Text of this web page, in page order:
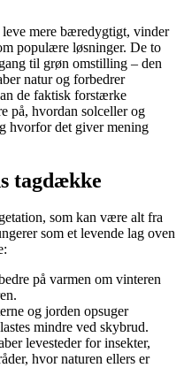
leve mere bæredygtigt, vinder
populære løsninger. De to
til grøn omstilling – den
natur og forbedrer
de faktisk forstærke
på, hvordan solceller og
hvorfor det giver mening
tagdække
som kan være alt fra
som et levende lag oven
på varmen om vinteren
og jorden opsuger
mindre ved skybrud.
levesteder for insekter,
hvor naturen ellers er